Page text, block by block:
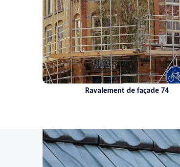
Nettoyage de toiture 74